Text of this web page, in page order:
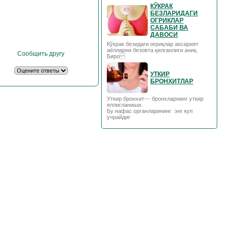
Сообщить другу
КЎКРАК
БЕЗЛАРИДАГИ
ОГРИКЛАР
САБАБИ ВА
ДАВОСИ
Кўкрак безидаги оғриқлар аксарият
аёлларни безовта қилганлиги аниқ.
Биро
УТКИР
БРОНХИТЛАР
Уткир бронхит--- бронхларнинг уткир
яллигланиши.
Бу нафас органларининг энг куп
учрайдиг